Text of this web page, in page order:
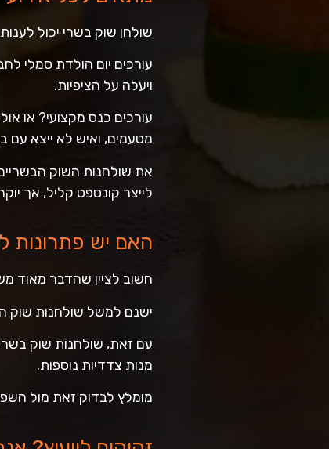
שולחן שוק בשרי יכול
עורכים יום הולדת סמלי
ויעלה על הציפיות.
עורכים כנס מקצועי? או
מטעמים, ואיש לא ייצא עם
את שולחנות השוק
לייצר קונספט קליל, אך
האם יש פתרונות
חשוב לציין שהדבר מאוד
ישנם למשל שולחנות שוק
עם זאת, שולחנות שוק
מנות צדדיות נוספות.
מומלץ לבדוק זאת מול